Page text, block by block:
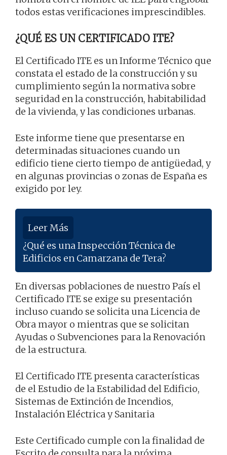
todos estas verificaciones imprescindibles.
¿QUÉ ES UN CERTIFICADO ITE?
El Certificado ITE es un Informe Técnico que
constata el estado de la construcción y su
cumplimiento según la normativa sobre
seguridad en la construcción, habitabilidad
de la vivienda, y las condiciones urbanas.
Este informe tiene que presentarse en
determinadas situaciones cuando un
edificio tiene cierto tiempo de antigüedad, y
en algunas provincias o zonas de España es
exigido por ley.
Leer Más
¿Qué es una Inspección Técnica de
Edificios en Camarzana de Tera?
En diversas poblaciones de nuestro País el
Certificado ITE se exige su presentación
incluso cuando se solicita una Licencia de
Obra mayor o mientras que se solicitan
Ayudas o Subvenciones para la Renovación
de la estructura.
El Certificado ITE presenta características
de el Estudio de la Estabilidad del Edificio,
Sistemas de Extinción de Incendios,
Instalación Eléctrica y Sanitaria
Este Certificado cumple con la finalidad de